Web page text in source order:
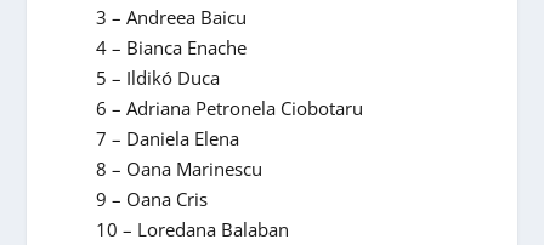
3 – Andreea Baicu
4 – Bianca Enache
5 – Ildikó Duca
6 – Adriana Petronela Ciobotaru
7 – Daniela Elena
8 – Oana Marinescu
9 – Oana Cris
10 – Loredana Balaban